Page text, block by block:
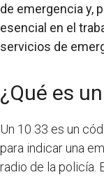
de emergencia y,
esencial en el
servicios de
¿Qué es
Un 10 33 es un
para indicar una
radio de la policía.